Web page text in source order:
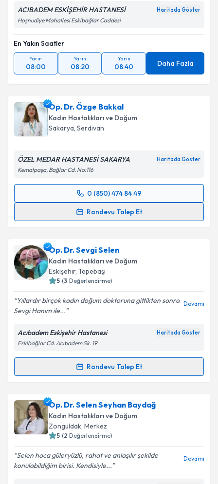
ACIBADEM ESKİŞEHİR HASTANESİ Haritada Göster
Hoşnudiye Mahallesi Eskibağlar Caddesi
En Yakın Saatler
Yarın
08:00
Yarın
08:20
Yarın
08:40 Daha Fazla
Op. Dr. Özge Bakkal
Kadın Hastalıkları ve Doğum
Sakarya, Serdivan
ÖZEL MEDAR HASTANESİ SAKARYA Haritada Göster
Kemalpaşa, Bağlar Cd. No:116
0 (850) 474 84 49
Randevu Talep Et
Randevu Takvimi Talebi
takvim hazırlandığında e-posta ile bilgilendireceğiz.
E-posta Adresiniz
kapsamda işlenmesini kabul ediyorum.
Takvim Talebini Gönder
Op. Dr. Sevgi Selen
Kadın Hastalıkları ve Doğum
Eskişehir, Tepebaşı
5 (3 Değerlendirme)
Yıllardır birçok kadın doğum doktoruna gittikten sonra
Sevgi Hanım ile...
Devamı
Acıbadem Eskişehir Hastanesi Haritada Göster
Eskibağlar Cd. Acıbadem Sk. 19
Randevu Talep Et
Randevu Takvimi Talebi
Op. Dr. Sevgi Selen için randevu takvimi talebi
oluşturun. Size bu uzmandan randevu almanız için bir
takvim hazırlandığında e-posta ile bilgilendireceğiz.
Op. Dr. Selen Seyhan Baydağ
Kadın Hastalıkları ve Doğum
Zonguldak, Merkez
5 (2 Değerlendirme)
Selen hoca güleryüzlü, rahat ve anlaşılır şekilde
konulabildiğim birisi. Kendisiyle...
Devamı